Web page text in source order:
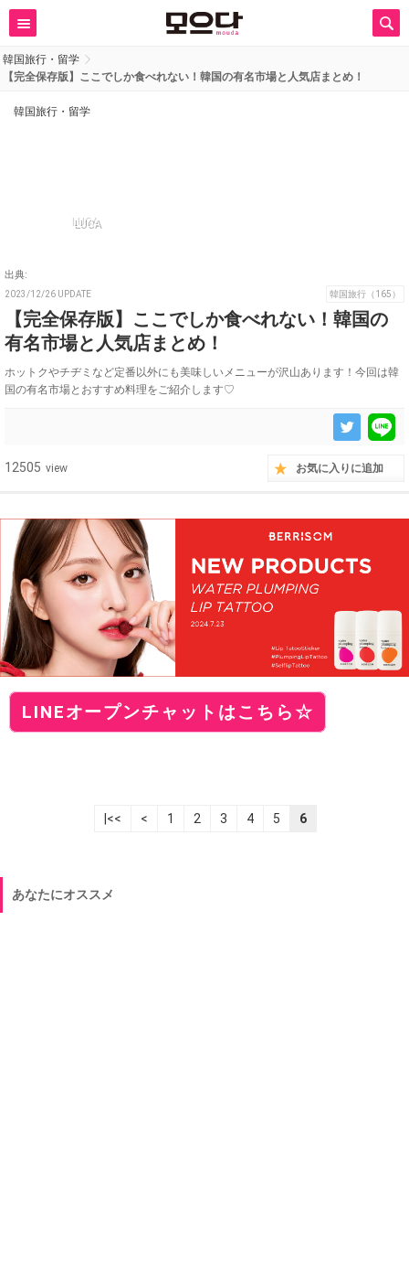
韓国旅行・留学
【完全保存版】ここでしか食べれない！韓国の有名市場と人気店まとめ！
韓国旅行・留学
LUCA
出典:
2023/12/26 UPDATE 韓国旅行（165）
【完全保存版】ここでしか食べれない！韓国の
有名市場と人気店まとめ！
ホットクやチヂミなど定番以外にも美味しいメニューが沢山あります！今回は韓
国の有名市場とおすすめ料理をご紹介します♡
12505 view お気に入りに追加
LINEオープンチャットはこちら☆
|<< < 1 2 3 4 5 6
あなたにオススメ